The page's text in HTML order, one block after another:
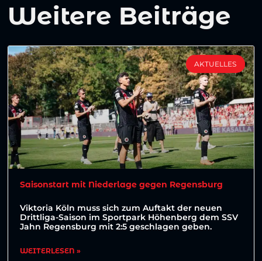
Weitere Beiträge
AKTUELLES
Saisonstart mit Niederlage gegen Regensburg
Viktoria Köln muss sich zum Auftakt der neuen
Drittliga-Saison im Sportpark Höhenberg dem SSV
Jahn Regensburg mit 2:5 geschlagen geben.
WEITERLESEN »